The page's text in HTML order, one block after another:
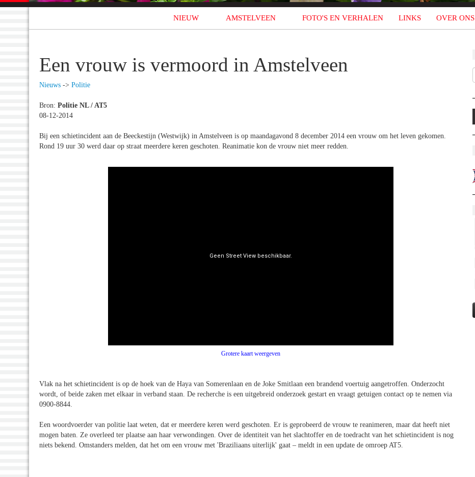
NIEUW AMSTELVEEN FOTO'S EN VERHALEN LINKS OVER ONS
Een vrouw is vermoord in Amstelveen
Nieuws -> Politie
Bron: Politie NL / AT5
08-12-2014
Bij een schietincident aan de Beeckestijn (Westwijk) in Amstelveen is op maandagavond 8 december 2014 een vrouw om het leven gekomen.
Rond 19 uur 30 werd daar op straat meerdere keren geschoten. Reanimatie kon de vrouw niet meer redden.
Grotere kaart weergeven
Vlak na het schietincident is op de hoek van de Haya van Somerenlaan en de Joke Smitlaan een brandend voertuig aangetroffen. Onderzocht
wordt, of beide zaken met elkaar in verband staan. De recherche is een uitgebreid onderzoek gestart en vraagt getuigen contact op te nemen via
0900-8844.
Een woordvoerder van politie laat weten, dat er meerdere keren werd geschoten. Er is geprobeerd de vrouw te reanimeren, maar dat heeft niet
mogen baten. Ze overleed ter plaatse aan haar verwondingen. Over de identiteit van het slachtoffer en de toedracht van het schietincident is nog
niets bekend. Omstanders melden, dat het om een vrouw met 'Braziliaans uiterlijk' gaat – meldt in een update de omroep AT5.